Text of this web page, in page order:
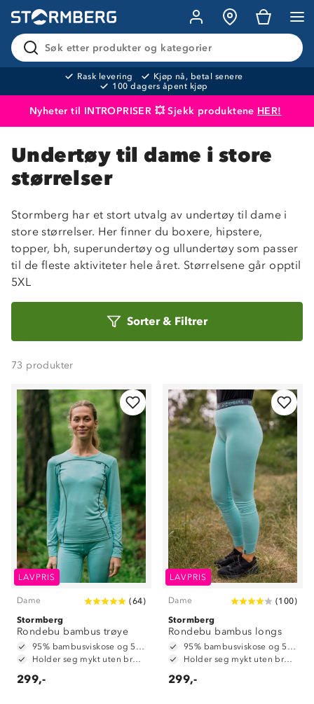
Søk etter produkter og kategorier
Rask levering
Kjøp nå, betal senere
100 dagers åpent kjøp
Nyheter til INTROPRISER 💥 Sjekk produktene HER!
Produktet er lagt i handlekurven
Undertøy til dame i store
størrelser
Stormberg har et stort utvalg av undertøy til dame i
store størrelser. Her finner du boxere, hipstere,
topper, bh, superundertøy og ullundertøy som passer
til de fleste aktiviteter hele året. Størrelsene går opptil
5XL
Sorter& Filtrer
73 produkter
LAVPRIS
Dame (64)
Stormberg
Rondebu bambus trøye
95% bambusviskose og 5% spandex
Holder seg mykt uten bruk av tøymykner
299,-
LAVPRIS
Dame (100)
Stormberg
Rondebu bambus longs
95% bambusviskose og 5% spandex
Holder seg mykt uten bruk av tøymykner
299,-